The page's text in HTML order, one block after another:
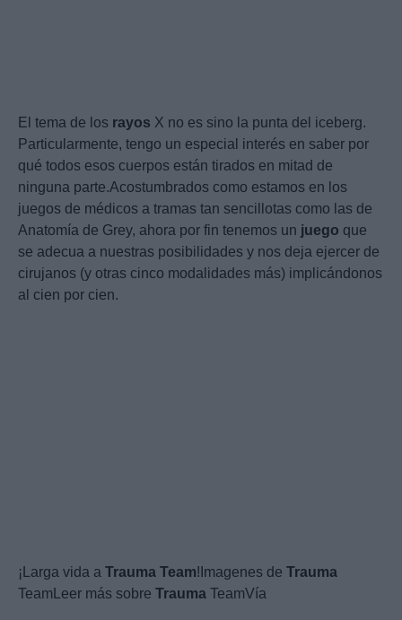
El tema de los rayos X no es sino la punta del iceberg.
Particularmente, tengo un especial interés en saber por
qué todos esos cuerpos están tirados en mitad de
ninguna parte.Acostumbrados como estamos en los
juegos de médicos a tramas tan sencillotas como las de
Anatomía de Grey, ahora por fin tenemos un juego que
se adecua a nuestras posibilidades y nos deja ejercer de
cirujanos (y otras cinco modalidades más) implicándonos
al cien por cien.
¡Larga vida a Trauma Team!Imagenes de Trauma
TeamLeer más sobre Trauma TeamVía